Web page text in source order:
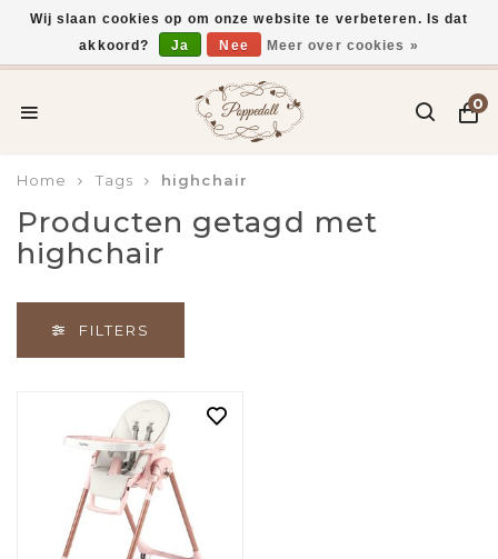
Voor 15:00 uur besteld, vandaag verzonden*
0
Home Tags highchair
Producten getagd met
highchair
FILTERS
Wij slaan cookies op om onze website te verbeteren. Is dat
akkoord?
Ja Nee Meer over cookies »